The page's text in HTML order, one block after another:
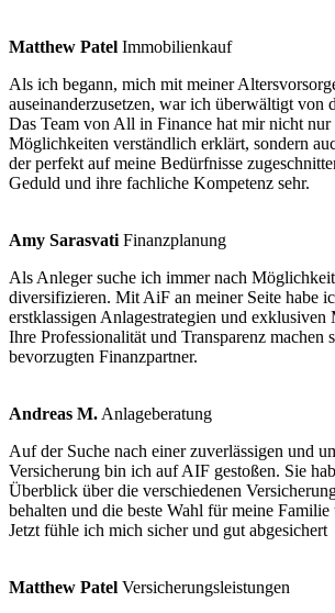
Matthew Patel Immobilienkauf
Als ich begann, mich mit meiner
auseinanderzusetzen, war ich überwältigt von
Das Team von All in Finance hat mir nicht nur
Möglichkeiten verständlich erklärt, sondern
der perfekt auf meine Bedürfnisse
Geduld und ihre fachliche Kompetenz sehr.
Amy Sarasvati Finanzplanung
Als Anleger suche ich immer nach
diversifizieren. Mit AiF an meiner Seite habe
erstklassigen Anlagestrategien und
Ihre Professionalität und Transparenz machen
bevorzugten Finanzpartner.
Andreas M. Anlageberatung
Auf der Suche nach einer zuverlässigen und
Versicherung bin ich auf AIF gestoßen. Sie
Überblick über die verschiedenen
behalten und die beste Wahl für meine
Jetzt fühle ich mich sicher und gut abgesichert
Matthew Patel Versicherungsleistungen